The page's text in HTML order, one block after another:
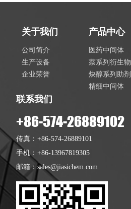
关于我们
公司简介
生产设备
企业荣誉
产品中心
医药中间体
萘系列衍生物
炔醇系列助剂
精细中间体
联系我们
+86-574-26889102
传真：+86-574-26889101
手机：+86-13967819305
邮箱：sales@jiasichem.com